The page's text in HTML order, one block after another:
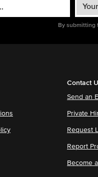
By submitting
Contact
Send an
Private
Request
Report
Become